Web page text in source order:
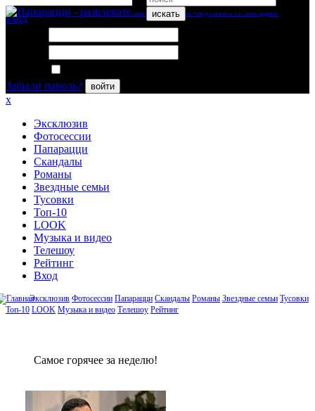
искать
вход
Забыли пароль?
войти
x
Эксклюзив
Фотосессии
Папарацци
Скандалы
Романы
Звездные семьи
Тусовки
Топ-10
LOOK
Музыка и видео
Телешоу
Рейтинг
Вход
Эксклюзив Фотосессии Папарацци Скандалы Романы Звездные семьи Тусовки
Топ-10 LOOK Музыка и видео Телешоу Рейтинг
Сaмое гoрячее за неделю!